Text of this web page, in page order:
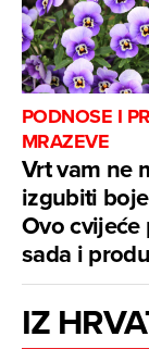
PODNOSE I
MRAZEVE
Vrt vam ne
izgubiti
Ovo
sada i
IZ